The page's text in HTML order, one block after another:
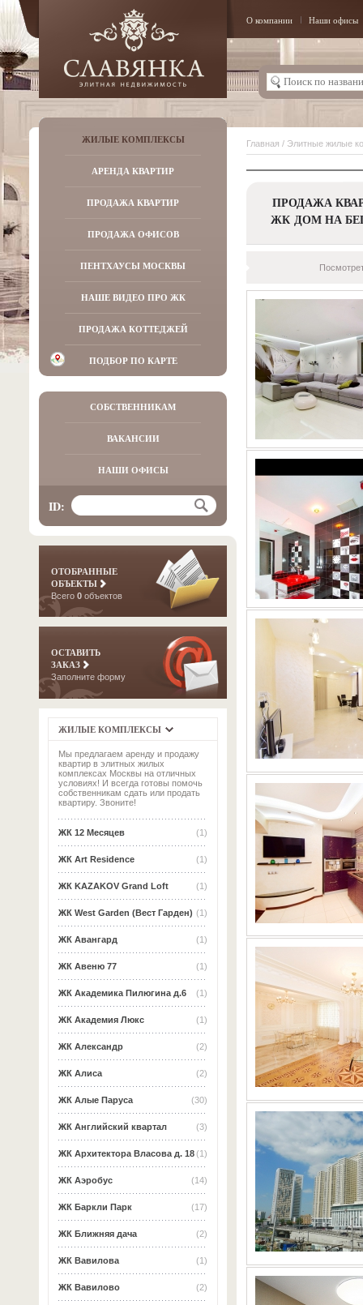
О компании Наши офисы
ЖИЛЫЕ КОМПЛЕКСЫ
АРЕНДА КВАРТИР
ПРОДАЖА КВАРТИР
ПРОДАЖА ОФИСОВ
ПЕНТХАУСЫ МОСКВЫ
НАШЕ ВИДЕО ПРО ЖК
ПРОДАЖА КОТТЕДЖЕЙ
ПОДБОР ПО КАРТЕ
СОБСТВЕННИКАМ
ВАКАНСИИ
НАШИ ОФИСЫ
ID:
ОТОБРАННЫЕ
ОБЪЕКТЫ
Всего 0 объектов
ОСТАВИТЬ
ЗАКАЗ
Заполните форму
ЖИЛЫЕ КОМПЛЕКСЫ
Мы предлагаем аренду и продажу
квартир в элитных жилых
комплексах Москвы на отличных
условиях! И всегда готовы помочь
собственникам сдать или продать
квартиру. Звоните!
(1)
ЖК 12 Месяцев
(1)
ЖК Art Residence
(1)
ЖК KAZAKOV Grand Loft
(1)
ЖК West Garden (Вест Гарден)
(1)
ЖК Авангард
(1)
ЖК Авеню 77
(1)
ЖК Академика Пилюгина д.6
(1)
ЖК Академия Люкс
(2)
ЖК Александр
(2)
ЖК Алиса
(30)
ЖК Алые Паруса
(3)
ЖК Английский квартал
(1)
ЖК Архитектора Власова д. 18
(14)
ЖК Аэробус
(17)
ЖК Баркли Парк
(2)
ЖК Ближняя дача
(1)
ЖК Вавилова
(2)
ЖК Вавилово
Главная / Элитные жилые
ПРОДАЖА
ЖК ДОМ НА